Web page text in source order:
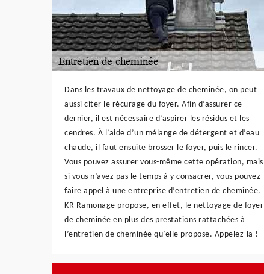
Dans les travaux de nettoyage de cheminée, on peut
aussi citer le récurage du foyer. Afin d’assurer ce
dernier, il est nécessaire d’aspirer les résidus et les
cendres. À l’aide d’un mélange de détergent et d’eau
chaude, il faut ensuite brosser le foyer, puis le rincer.
Vous pouvez assurer vous-même cette opération, mais
si vous n’avez pas le temps à y consacrer, vous pouvez
faire appel à une entreprise d’entretien de cheminée.
KR Ramonage propose, en effet, le nettoyage de foyer
de cheminée en plus des prestations rattachées à
l’entretien de cheminée qu’elle propose. Appelez-la !